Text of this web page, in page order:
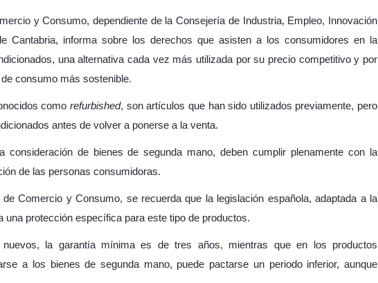
y Consumo, dependiente de la Consejería de Industria, Empleo, Innovación
Cantabria, informa sobre los derechos que asisten a los consumidores en la
una alternativa cada vez más utilizada por su precio competitivo y por
consumo más sostenible.
comorefurbished, son artículos que han sido utilizados previamente, pero
antes de volver a ponerse a la venta.
consideración de bienes de segunda mano, deben cumplir plenamente con la
de las personas consumidoras.
Comercio y Consumo, se recuerda que la legislación española, adaptada a la
una protección específica para este tipo de productos.
la garantía mínima es de tres años, mientras que en los productos
a los bienes de segunda mano, puede pactarse un periodo inferior, aunque